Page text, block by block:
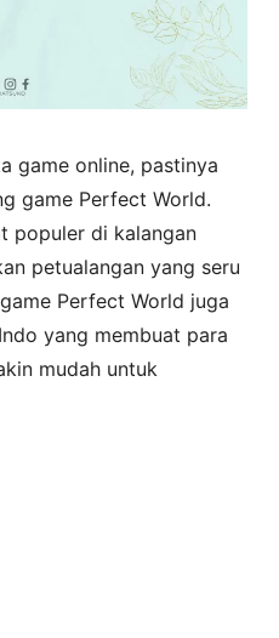
game online, pastinya
game Perfect World.
populer di kalangan
petualangan yang seru
Perfect World juga
yang membuat para
mudah untuk